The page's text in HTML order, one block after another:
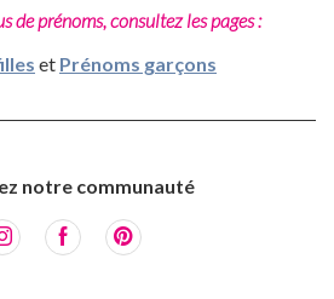
de prénoms, consultez les pages :
et Prénoms garçons
notre communauté